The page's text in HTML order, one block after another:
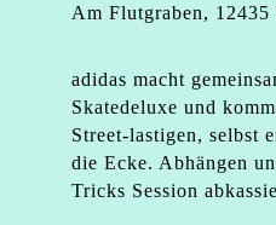
Am Flutgraben, 12435
adidas macht
Skatedeluxe und
Street-lastigen, selbst
die Ecke. Abhängen
Tricks Session